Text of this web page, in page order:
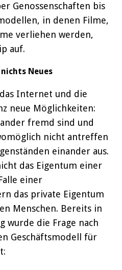
Genossenschaften bis
in denen Filme,
verliehen werden,
auf.
Neues
Internet und die
neue Möglichkeiten:
fremd sind und
nicht antreffen
einander aus.
das Eigentum einer
einer
das private Eigentum
Menschen. Bereits in
wurde die Frage nach
Geschäftsmodell für